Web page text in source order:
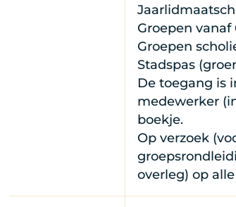
Groepen vanaf
Groepen
Stadspas
De toegang is
medewerker
boekje.
Op verzoek
overleg) op